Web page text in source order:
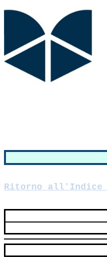
Ritorno all'Indice